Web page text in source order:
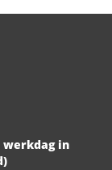
werkdag in